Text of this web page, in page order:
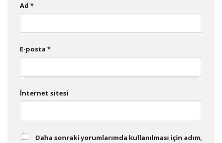
Ad *
E-posta *
İnternet sitesi
Daha sonraki yorumlarımda kullanılması için adım,